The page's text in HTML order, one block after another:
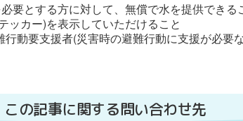
要とする方に対して、無償で水を提供できる
ッカー)を表示していただけること
動要支援者(災害時の避難行動に支援が必要
この記事に関する問い合わせ先